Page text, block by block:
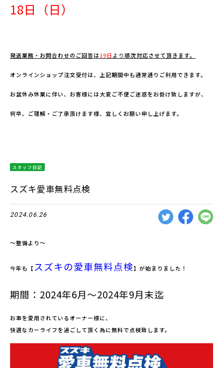
18日（日）
発送業務・お問合わせのご回答は19日より順次対応させて頂きます。
オンラインショップ注文受付は、上記期間中も通常通りご利用できます。
お盆休み休業に伴い、お客様には大変ご不便ご迷惑をお掛け致しますが、
何卒、ご理解・ご了承頂けます様、宜しくお願い申し上げます。
スタッフ日記
スズキ愛車無料点検
2024.06.26
～整備より～
今年も【 スズキの愛車無料点検】が始まりました！
期間：2024年6月～2024年9月末迄
お車を愛用されているオーナー様に、
快適なカーライフを過ごして頂く為に無料で点検致します。